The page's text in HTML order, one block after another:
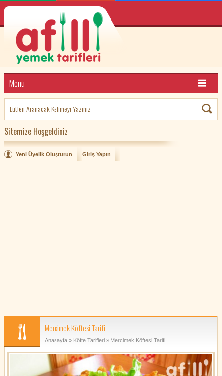
Menu
Sitemize Hoşgeldiniz
Yeni Üyelik Oluşturun Giriş Yapın
Mercimek Köftesi Tarifi
Anasayfa» Köfte Tarifleri» Mercimek Köftesi Tarifi